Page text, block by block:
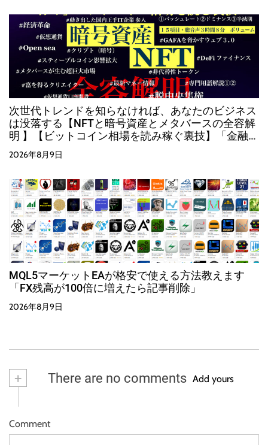
次世代トレンドを知らなければ、あなたのビジネス
は没落する【NFTと暗号資産とメタバースの全容解
明 】【ビットコイン相場を読み稼ぐ裏技】「金融・
経済が変革する時、必ずそこに大きな富が生まれま
す」
2026年8月9日
MQL5マーケットEAが格安で使える方法教えます
「FX残高が100倍に増えたら記事削除」
2026年8月9日
+ There are no comments Add yours
Comment